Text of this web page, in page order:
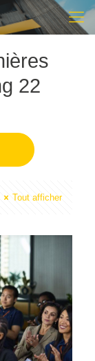
22
Tout afficher